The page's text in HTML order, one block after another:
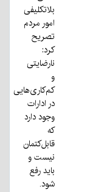
بلاتکلیفی
امور مردم
تصریح
کرد:
نارضایتی
و
کم‌کاری‌هایی
در ادارات
وجود دارد
که
قابل‌کتمان
نیست و
باید رفع
شود.